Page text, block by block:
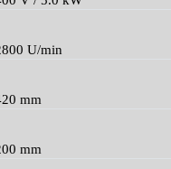
U/min
mm
mm